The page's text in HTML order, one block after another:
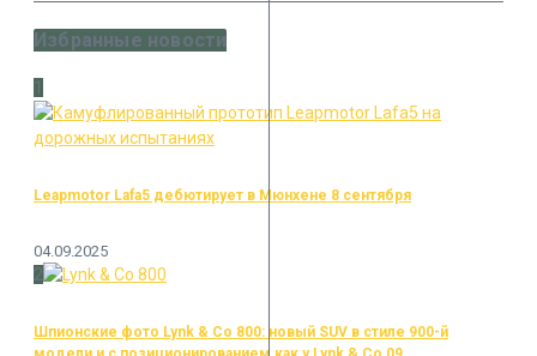
Избранные новости
1
Leapmotor Lafa5 дебютирует в Мюнхене 8 сентября
04.09.2025
2
Шпионские фото Lynk & Co 800: новый SUV в стиле 900-й